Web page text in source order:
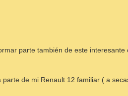
parte también de este interesante
de mi Renault 12 familiar ( a